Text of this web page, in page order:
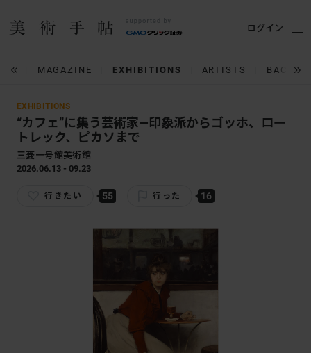
MAGAZINE EXHIBITIONS ARTISTS BACK
ログイン
EXHIBITIONS
“カフェ”に集う芸術家―印象派からゴッホ、ロー
トレック、ピカソまで
三菱一号館美術館
2026.06.13 - 09.23
行きたい 55 行った 16